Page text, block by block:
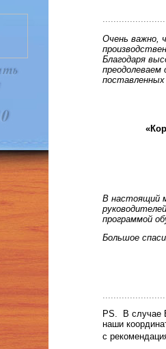
Очень важно,
Благодаря
поставленных
В настоящий
программой
Большое
PS. В случае
наши
с